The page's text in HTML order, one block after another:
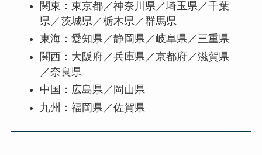
関東：東京都／神奈川県／埼玉県／千葉
県／茨城県／栃木県／群馬県
東海：愛知県／静岡県／岐阜県／三重県
関西：大阪府／兵庫県／京都府／滋賀県
／奈良県
中国：広島県／岡山県
九州：福岡県／佐賀県